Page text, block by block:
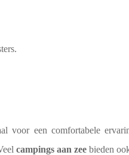
voor een comfortabele
campings aan zee bieden